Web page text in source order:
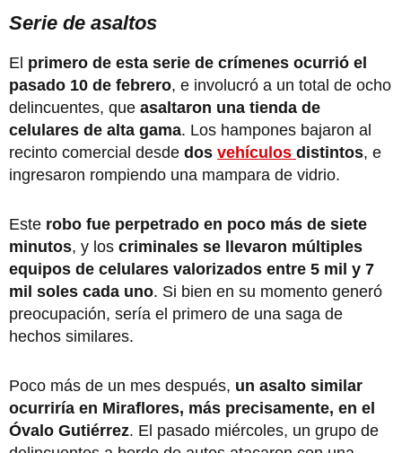
Serie de asaltos
El primero de esta serie de crímenes ocurrió el
pasado 10 de febrero, e involucró a un total de ocho
delincuentes, que asaltaron una tienda de
celulares de alta gama. Los hampones bajaron al
recinto comercial desde dos vehículos distintos, e
ingresaron rompiendo una mampara de vidrio.
Este robo fue perpetrado en poco más de siete
minutos, y los criminales se llevaron múltiples
equipos de celulares valorizados entre 5 mil y 7
mil soles cada uno. Si bien en su momento generó
preocupación, sería el primero de una saga de
hechos similares.
Poco más de un mes después, un asalto similar
ocurriría en Miraflores, más precisamente, en el
Óvalo Gutiérrez. El pasado miércoles, un grupo de